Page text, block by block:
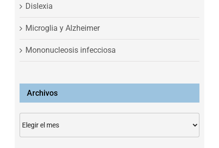
Dislexia
Microglia y Alzheimer
Mononucleosis infecciosa
Archivos